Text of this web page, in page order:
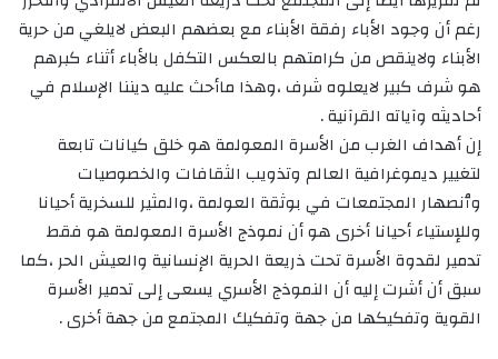
رغم أن وجود الأباء رفقة الأبناء مع بعضهم البعض لايلغي من حرية
الأبناء ولاينقص من كرامتهم بالعكس التكفل بالأباء أثناء كبرهم
هو شرف كبير لايعلوه شرف ،وهذا ماأحث عليه ديننا الإسلام في
أحاديثه وآياته القرآنية .
إن أهداف الغرب من الأسرة المعولمة هو خلق كيانات تابعة
لتغيير ديموغرافية العالم وتذويب الثقافات والخصوصيات
وٱنصهار المجتمعات في بوثقة العولمة ،والمثير للسخرية أحيانا
وللإستياء أحيانا أخرى هو أن نموذج الأسرة المعولمة هو فقط
تدمير لقدوة الأسرة تحت ذريعة الحرية الإنسانية والعيش الحر ،كما
سبق أن أشرت إليه أن النموذج الأسري يسعى إلى تدمير الأسرة
القوية وتفكيكها من جهة وتفكيك المجتمع من جهة أخرى .